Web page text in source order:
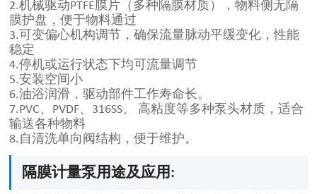
2.机械驱动PTFE膜片（多种隔膜材质），物料侧无隔
膜护盘，便于物料通过
3.可变偏心机构调节，确保流量脉动平缓变化，性能
稳定
4.停机或运行状态下均可流量调节
5.安装空间小
6.油浴润滑，驱动部件工作寿命长。
7.PVC、PVDF、316SS、 高粘度等多种泵头材质，适合
输送各种物料
8.自清洗单向阀结构，便于维护。
隔膜计量泵用途及应用: